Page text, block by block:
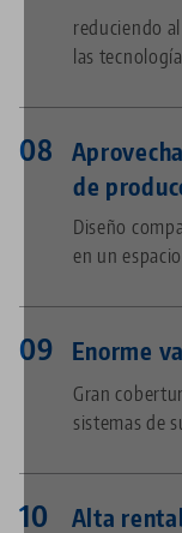
reduciendo
las
de
Diseño
en un
Enorme
Gran
sistemas de
Alta